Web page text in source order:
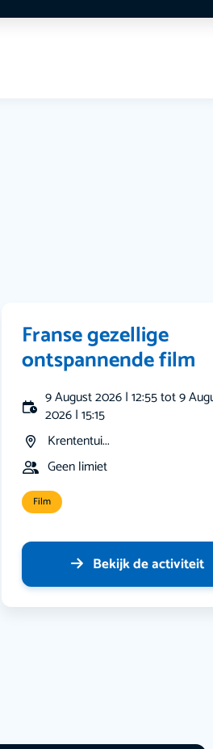
Franse gezellige
ontspannende film
9 August 2026 | 12:55 tot 9
2026 | 15:15
Krententui...
Geen limiet
Film
Bekijk de activiteit